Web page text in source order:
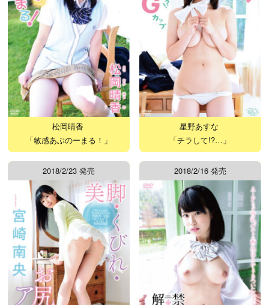
松岡晴香
「敏感あぶのーまる！」
星野あすな
「チラして!?…」
2018/2/23 発売 2018/2/16 発売